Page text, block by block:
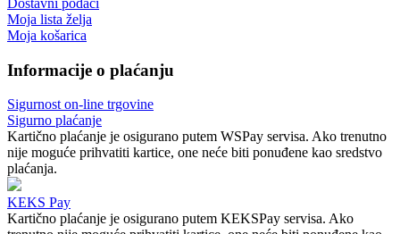
Dostavni podaci
Moja lista želja
Moja košarica
Informacije o plaćanju
Sigurnost on-line trgovine
Sigurno plaćanje
Kartično plaćanje je osigurano putem WSPay servisa. Ako trenutno
nije moguće prihvatiti kartice, one neće biti ponuđene kao sredstvo
plaćanja.
KEKS Pay
Kartično plaćanje je osigurano putem KEKSPay servisa. Ako